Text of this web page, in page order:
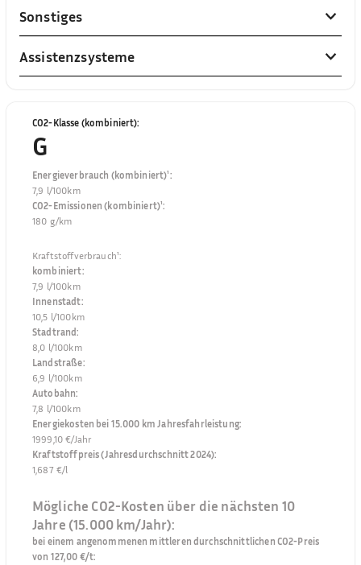
Sonstiges
Assistenzsysteme
CO2-Klasse (kombiniert):
G
Energieverbrauch (kombiniert)¹:
7,9 l/100km
CO2-Emissionen (kombiniert)¹:
180 g/km
Kraftstoffverbrauch¹:
kombiniert:
7,9 l/100km
Innenstadt:
10,5 l/100km
Stadtrand:
8,0 l/100km
Landstraße:
6,9 l/100km
Autobahn:
7,8 l/100km
Energiekosten bei 15.000 km Jahresfahrleistung:
1999,10 €/Jahr
Kraftstoffpreis (Jahresdurchschnitt 2024):
1,687 €/l
Mögliche CO2-Kosten über die nächsten 10
Jahre (15.000 km/Jahr):
bei einem angenommenen mittleren durchschnittlichen CO2-Preis
von 127,00 €/t: